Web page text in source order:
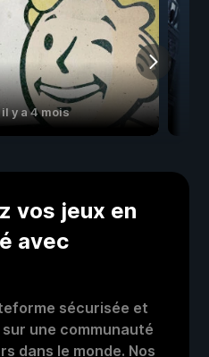
il y a 4 mois
vos jeux en
avec
sécurisée et
une communauté
dans le monde. Nos